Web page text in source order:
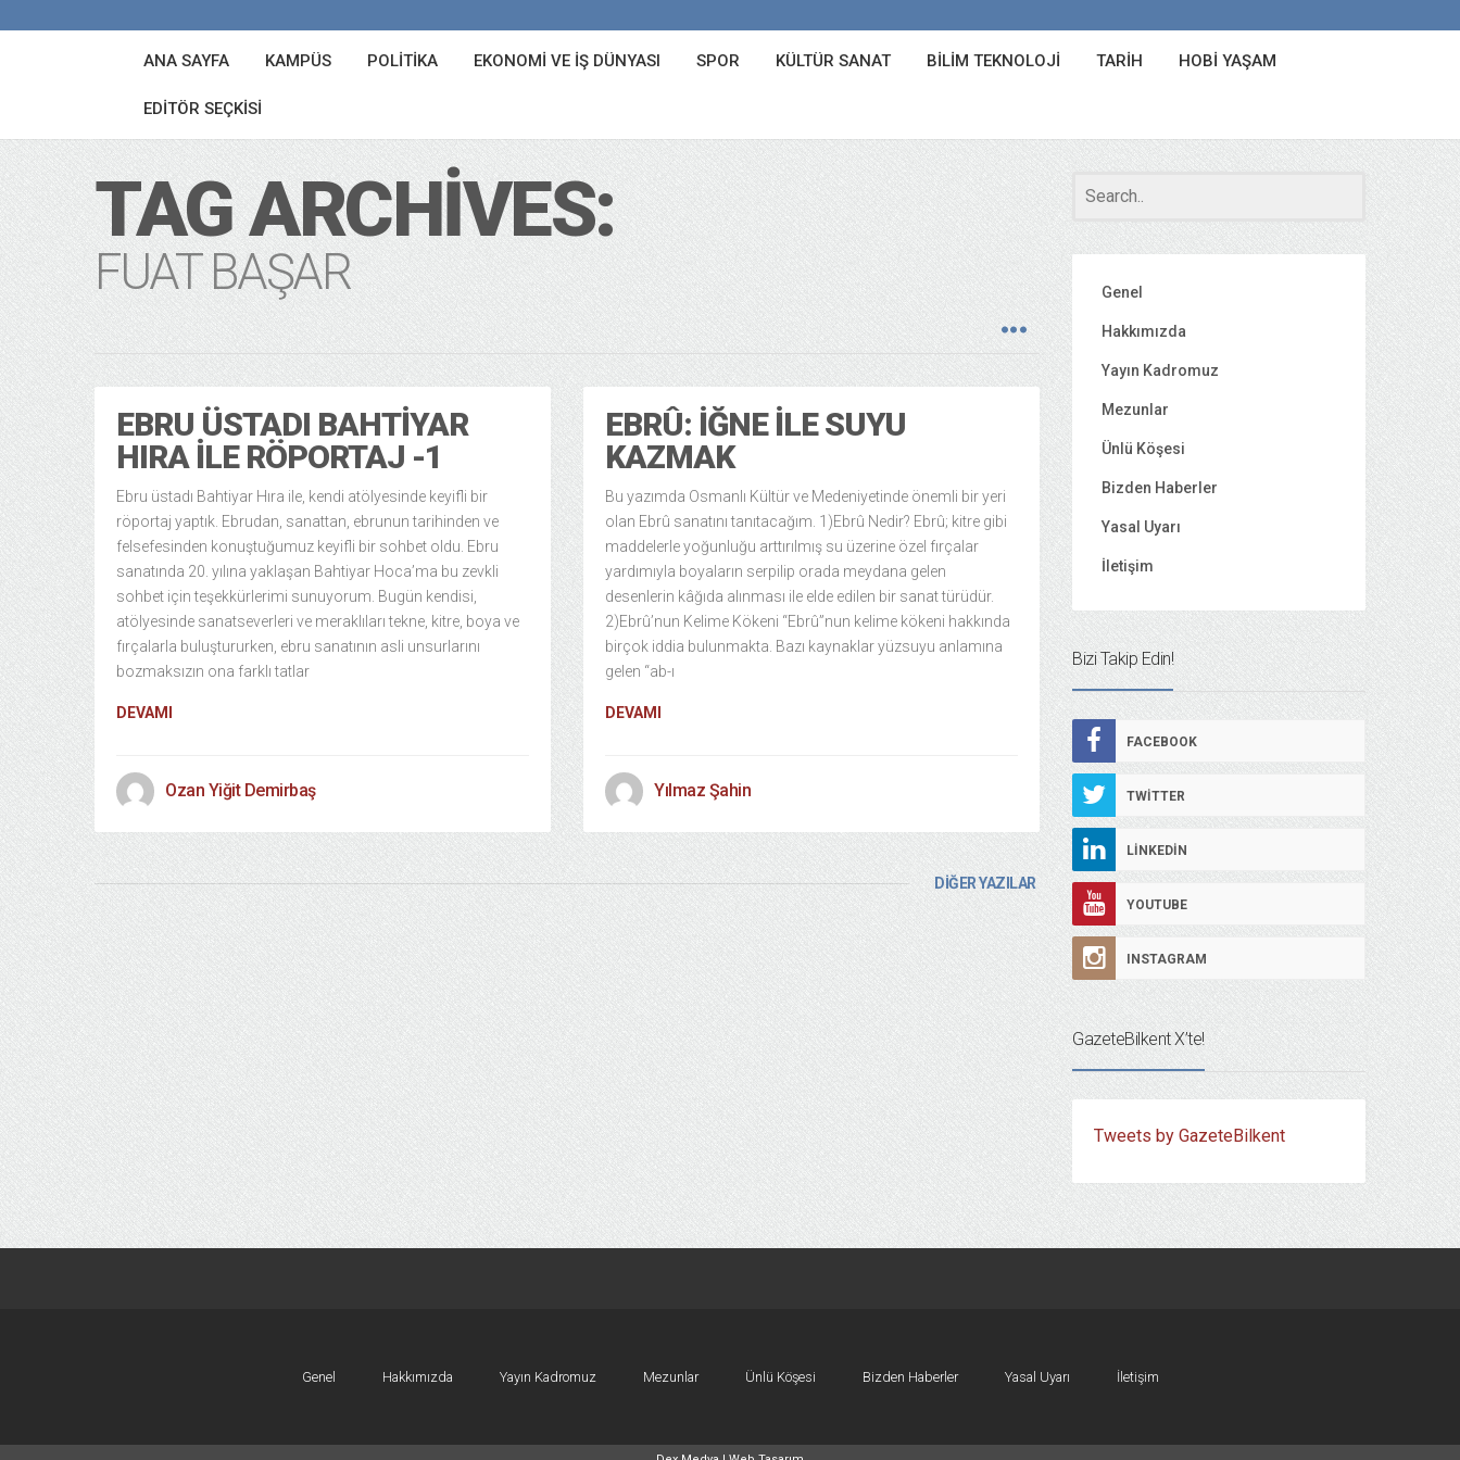
ANA SAYFA KAMPÜS POLITIKA EKONOMI VE İŞ DÜNYASI SPOR KÜLTÜR SANAT BILIM TEKNOLOJI TARIH HOBI YAŞAM
EDITÖR SEÇKISI
TAG ARCHIVES:
FUAT BAŞAR
EBRU ÜSTADI BAHTIYAR
HIRA ILE RÖPORTAJ -1
Ebru üstadı Bahtiyar Hıra ile, kendi atölyesinde keyifli bir
röportaj yaptık. Ebrudan, sanattan, ebrunun tarihinden ve
felsefesinden konuştuğumuz keyifli bir sohbet oldu. Ebru
sanatında 20. yılına yaklaşan Bahtiyar Hoca’ma bu zevkli
sohbet için teşekkürlerimi sunuyorum. Bugün kendisi,
atölyesinde sanatseverleri ve meraklıları tekne, kitre, boya ve
fırçalarla buluştururken, ebru sanatının asli unsurlarını
bozmaksızın ona farklı tatlar
DEVAMI
Ozan Yiğit Demirbaş
EBRÛ: İĞNE ILE SUYU
KAZMAK
Bu yazımda Osmanlı Kültür ve Medeniyetinde önemli bir yeri
olan Ebrû sanatını tanıtacağım. 1)Ebrû Nedir? Ebrû; kitre gibi
maddelerle yoğunluğu arttırılmış su üzerine özel fırçalar
yardımıyla boyaların serpilip orada meydana gelen
desenlerin kâğıda alınması ile elde edilen bir sanat türüdür.
2)Ebrû’nun Kelime Kökeni “Ebrû”nun kelime kökeni hakkında
birçok iddia bulunmakta. Bazı kaynaklar yüzsuyu anlamına
gelen “ab-ı
DEVAMI
Yılmaz Şahin
DİĞER YAZILAR
Genel
Hakkımızda
Yayın Kadromuz
Mezunlar
Ünlü Köşesi
Bizden Haberler
Yasal Uyarı
İletişim
Bizi Takip Edin!
FACEBOOK
TWITTER
LINKEDIN
YOUTUBE
INSTAGRAM
GazeteBilkent X’te!
Tweets by GazeteBilkent
Genel Hakkımızda Yayın Kadromuz Mezunlar Ünlü Köşesi Bizden Haberler Yasal Uyarı İletişim